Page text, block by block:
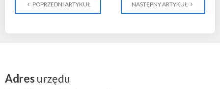
POPRZEDNI ARTYKUŁ NASTĘPNY ARTYKUŁ
Adres urzędu